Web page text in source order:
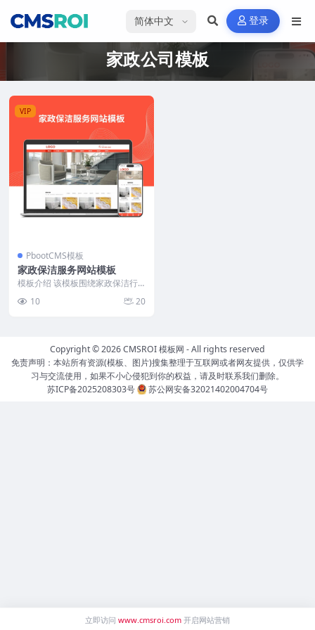
选择语言 登录
家政公司模板
VIP
PbootCMS模板
家政保洁服务网站模板
模板介绍 该模板围绕家政保洁行
专业展示。页面结构清...
10 20
Copyright © 2026CMSROI 模板网 - All rights reserved
免责声明：本站所有资源(模板、图片)搜集整理于互联网或者网友提供，仅供学
习与交流使用，如果不小心侵犯到你的权益，请及时联系我们删除。
苏ICP备2025208303号
苏公网安备32021402004704号
立即访问 www.cmsroi.com 开启网站营销